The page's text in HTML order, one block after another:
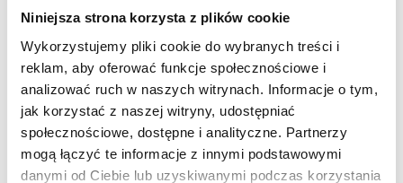
Niniejsza strona korzysta z plików cookie
Wykorzystujemy pliki cookie do wybranych treści i
reklam, aby oferować funkcje społecznościowe i
analizować ruch w naszych witrynach. Informacje o tym,
jak korzystać z naszej witryny, udostępniać
społecznościowe, dostępne i analityczne. Partnerzy
mogą łączyć te informacje z innymi podstawowymi
danymi od Ciebie lub uzyskiwanymi podczas korzystania
Agros
Pobierz Image 1